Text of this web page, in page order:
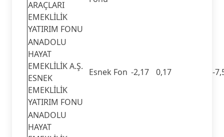
ARAÇLARI
EMEKLİLİK
YATIRIM FONU
ANADOLU
HAYAT
EMEKLİLİK A.Ş.
ESNEK
EMEKLİLİK
YATIRIM FONU
Esnek Fon -2,17 0,17 -
ANADOLU
HAYAT